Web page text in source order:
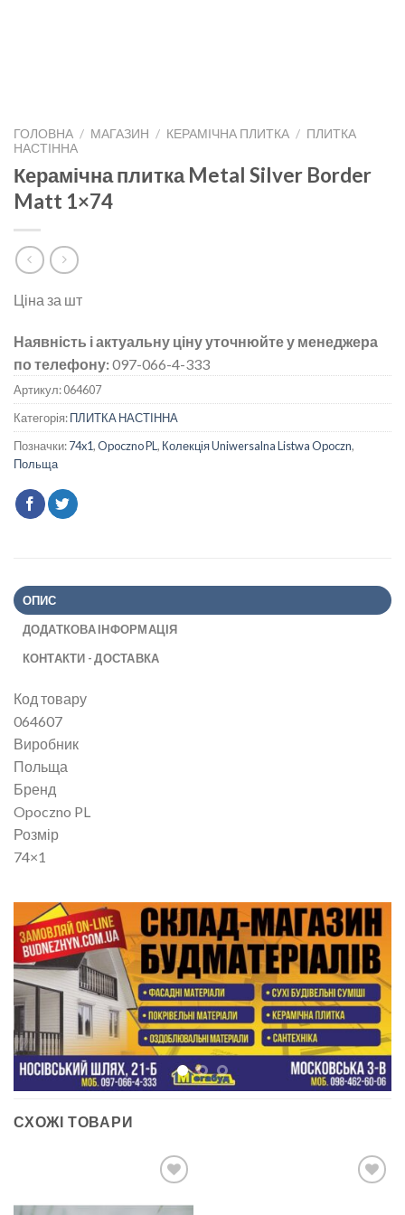
ГОЛОВНА / МАГАЗИН / КЕРАМІЧНА ПЛИТКА / ПЛИТКА
НАСТІННА
Керамічна плитка Metal Silver Border
Matt 1×74
Ціна за шт
Наявність і актуальну ціну уточнюйте у менеджера
по телефону:097-066-4-333
Артикул:064607
Категорія:ПЛИТКА НАСТІННА
Позначки:74x1,Opoczno PL, Колекція Uniwersalna Listwa Opoczn,
Польща
ОПИС
ДОДАТКОВА ІНФОРМАЦІЯ
КОНТАКТИ - ДОСТАВКА
Код товару
064607
Виробник
Польща
Бренд
Opoczno PL
Розмір
74×1
СХОЖІ ТОВАРИ